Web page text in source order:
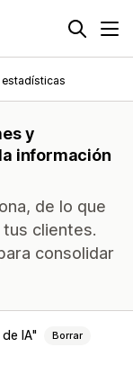
y
información
de lo que
clientes.
consolidar
IA Borrar